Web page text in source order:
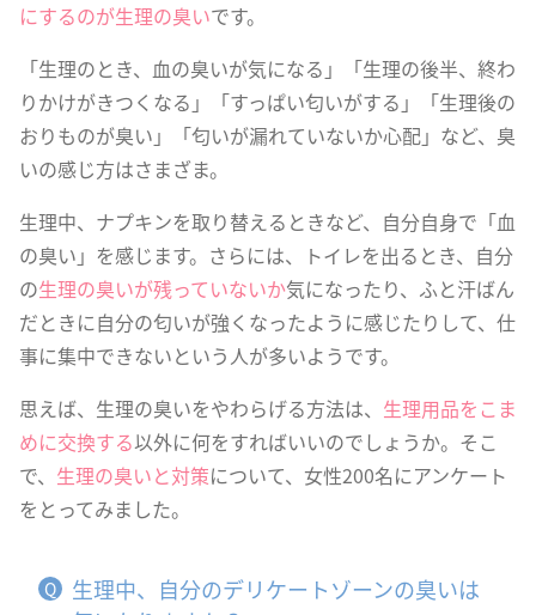
にするのが生理の臭いです。
「生理のとき、血の臭いが気になる」「生理の後半、終わ
りかけがきつくなる」「すっぱい匂いがする」「生理後の
おりものが臭い」「匂いが漏れていないか心配」など、臭
いの感じ方はさまざま。
生理中、ナプキンを取り替えるときなど、自分自身で「血
の臭い」を感じます。さらには、トイレを出るとき、自分
の生理の臭いが残っていないか気になったり、ふと汗ばん
だときに自分の匂いが強くなったように感じたりして、仕
事に集中できないという人が多いようです。
思えば、生理の臭いをやわらげる方法は、 生理用品をこま
めに交換する以外に何をすればいいのでしょうか。そこ
で、 生理の臭いと対策について、女性200名にアンケート
をとってみました。
生理中、自分のデリケートゾーンの臭いは